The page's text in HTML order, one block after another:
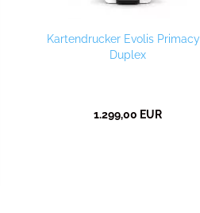
Kartendrucker Evolis
Duplex
1.299,00 EUR